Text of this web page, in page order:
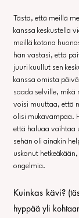
Tästä, että meillä
kanssa keskustella
meillä kotona
hän vastasi, että
juuri kuullut sen
kanssa omista
saada selville, mikä
voisi muuttaa, että
olisi mukavampaa.
että haluaa vaihtaa
sehän oli ainakin
uskonut
ongelmia.
Kuinkas kävi?
hyppää yli